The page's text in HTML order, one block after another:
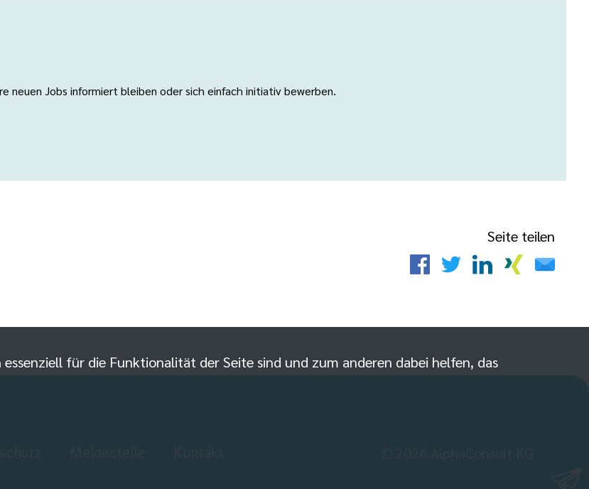
neuen Jobs informiert bleiben oder sich einfach initiativ bewerben.
Seite teilen
für die Funktionalität der Seite sind und zum anderen dabei helfen, das